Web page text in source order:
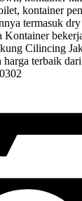
kontainer
termasuk
Cilincing
harga terbaik